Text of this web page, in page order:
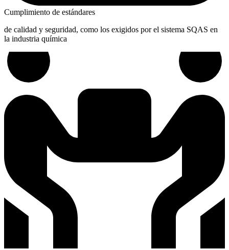
Cumplimiento de estándares
de calidad y seguridad, como los exigidos por el sistema SQAS en
la industria química